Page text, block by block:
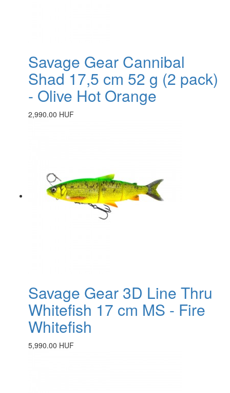
Savage Gear Cannibal
Shad 17,5 cm 52 g (2 pack)
- Olive Hot Orange
2,990.00 HUF
Savage Gear 3D Line Thru
Whitefish 17 cm MS - Fire
Whitefish
5,990.00 HUF